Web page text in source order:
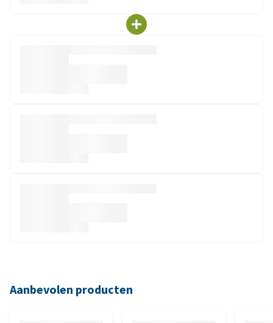
Aanbevolen producten